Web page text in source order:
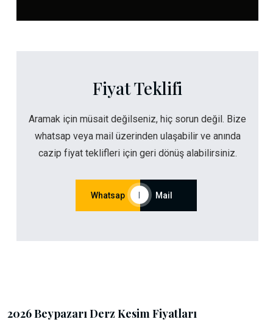
Fiyat Teklifi
Aramak için müsait değilseniz, hiç sorun değil. Bize
whatsap veya mail üzerinden ulaşabilir ve anında
cazip fiyat teklifleri için geri dönüş alabilirsiniz.
Whatsap Mail
2026 Beypazarı Derz Kesim Fiyatları